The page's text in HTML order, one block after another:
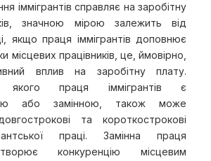
іммігрантів справляє на заробітну
значною мірою залежить від
якщо праця іммігрантів доповнює
місцевих працівників, це, ймовірно,
вплив на заробітну плату.
праця іммігрантів є
або замінною, також може
та короткострокові
праці. Замінна праця
конкуренцію місцевим